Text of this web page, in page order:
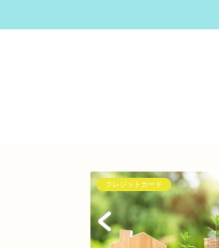
クレジットカード